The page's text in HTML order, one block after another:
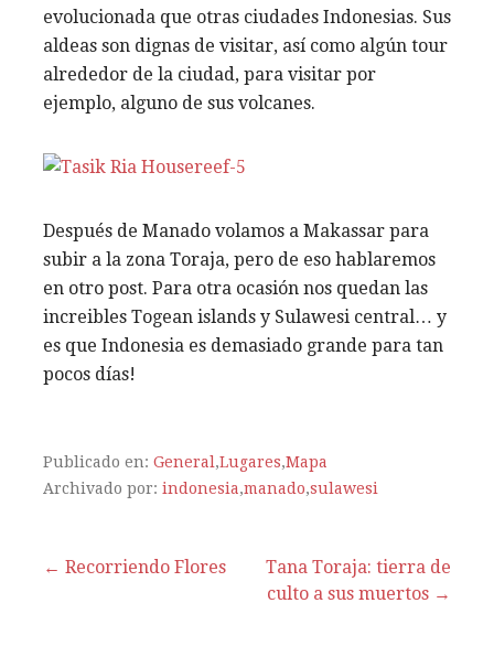
evolucionada que otras ciudades Indonesias. Sus
aldeas son dignas de visitar, así como algún tour
alrededor de la ciudad, para visitar por
ejemplo, alguno de sus volcanes.
Después de Manado volamos a Makassar para
subir a la zona Toraja, pero de eso hablaremos
en otro post. Para otra ocasión nos quedan las
increibles Togean islands y Sulawesi central… y
es que Indonesia es demasiado grande para tan
pocos días!
Publicado en: General,Lugares,Mapa
Archivado por: indonesia,manado,sulawesi
← Recorriendo Flores
Tana Toraja: tierra de
culto a sus muertos →